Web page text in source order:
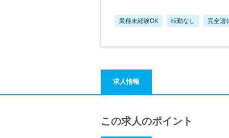
業種未経験OK 転勤なし 完全週
求人情報
この求人のポイント